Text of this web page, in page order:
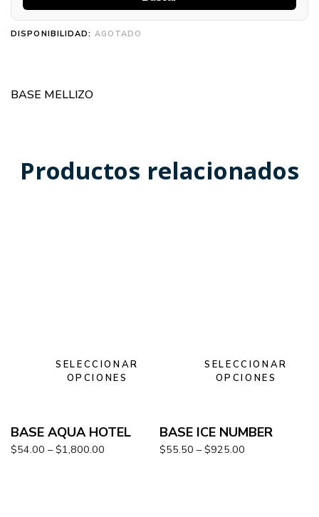
DISPONIBILIDAD: AGOTADO
BASE MELLIZO
Productos relacionados
SELECCIONAR
OPCIONES
BASE AQUA HOTEL
$54.00 – $1,800.00
SELECCIONAR
OPCIONES
BASE ICE NUMBER
$55.50 – $925.00